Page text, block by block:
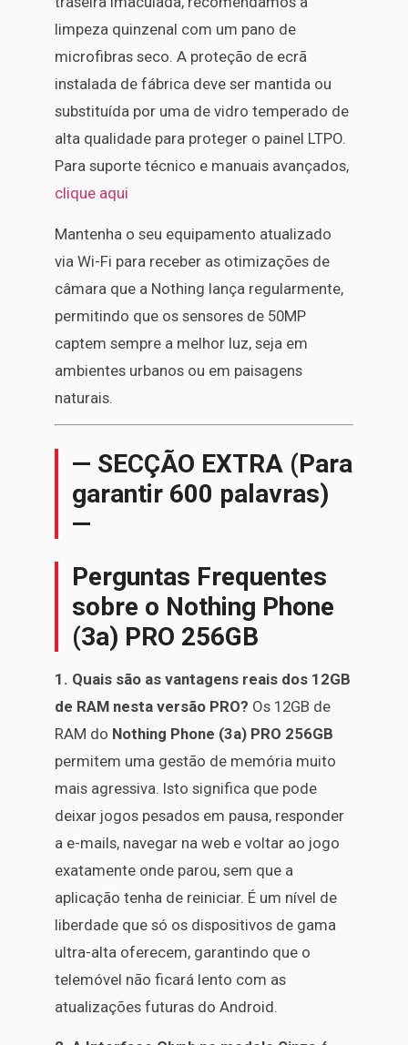
limpeza quinzenal com um pano de
microfibras seco. A proteção de ecrã
instalada de fábrica deve ser mantida ou
substituída por uma de vidro temperado de
alta qualidade para proteger o painel LTPO.
Para suporte técnico e manuais avançados,
clique aqui
Mantenha o seu equipamento atualizado
via Wi-Fi para receber as otimizações de
câmara que a Nothing lança regularmente,
permitindo que os sensores de 50MP
captem sempre a melhor luz, seja em
ambientes urbanos ou em paisagens
naturais.
— SECÇÃO EXTRA (Para
garantir 600 palavras)
—
Perguntas Frequentes
sobre o Nothing Phone
(3a) PRO 256GB
1. Quais são as vantagens reais dos 12GB
de RAM nesta versão PRO? Os 12GB de
RAM do Nothing Phone (3a) PRO 256GB
permitem uma gestão de memória muito
mais agressiva. Isto significa que pode
deixar jogos pesados em pausa, responder
a e-mails, navegar na web e voltar ao jogo
exatamente onde parou, sem que a
aplicação tenha de reiniciar. É um nível de
liberdade que só os dispositivos de gama
ultra-alta oferecem, garantindo que o
telemóvel não ficará lento com as
atualizações futuras do Android.